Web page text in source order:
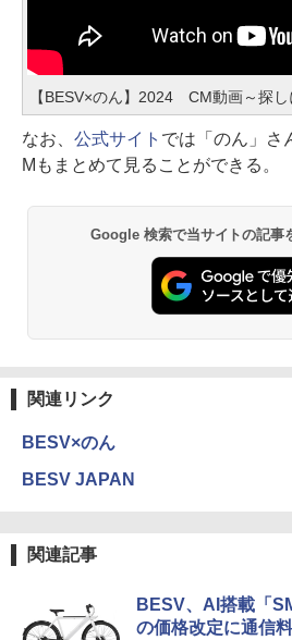
【BESV×のん】2024 CM動画～探し
なお、 公式サイト では「のん」さ
Mもまとめて見ることができる。
Google 検索で当サイトの記事
関連リンク
BESV×のん
BESV JAPAN
関連記事
BESV、AI搭載「
の価格改定に通信